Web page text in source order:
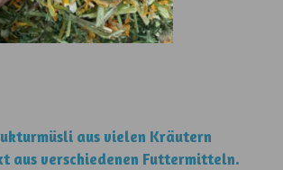
aus vielen Kräutern
aus verschiedenen Futtermitteln.